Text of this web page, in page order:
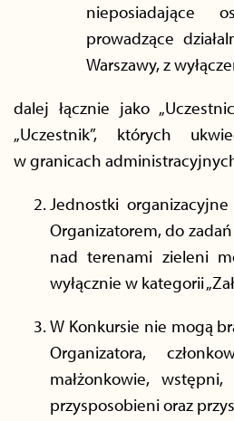
nieposiadające
prowadzące
Warszawy, z
dalej łącznie jako
„Uczestnik”, których
w granicach
Jednostki organizacyjne
Organizatorem, do
nad terenami zieleni
wyłącznie w kategorii
W Konkursie nie mogą
Organizatora,
małżonkowie,
przysposobieni oraz